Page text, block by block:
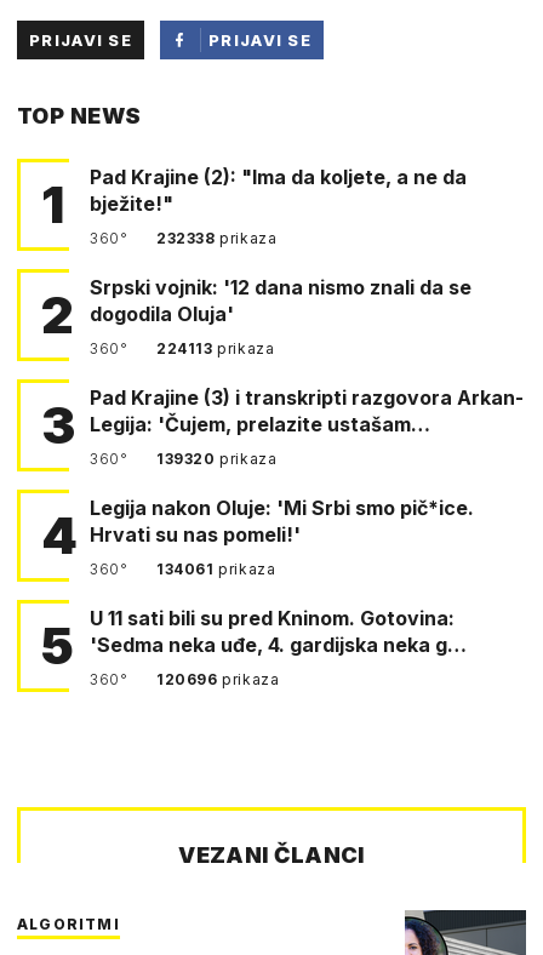
PRIJAVI SE
PRIJAVI SE
TOP NEWS
1
Pad Krajine (2): "Ima da koljete, a ne da
bježite!"
360° 232338prikaza
2
Srpski vojnik: '12 dana nismo znali da se
dogodila Oluja'
360° 224113prikaza
3
Pad Krajine (3) i transkripti razgovora Arkan-
Legija: 'Čujem, prelazite ustašam…
360° 139320prikaza
4 Legija nakon Oluje: 'Mi Srbi smo pič*ice.
Hrvati su nas pomeli!'
360° 134061prikaza
5
U 11 sati bili su pred Kninom. Gotovina:
'Sedma neka uđe, 4. gardijska neka g…
360° 120696prikaza
VEZANI ČLANCI
ALGORITMI